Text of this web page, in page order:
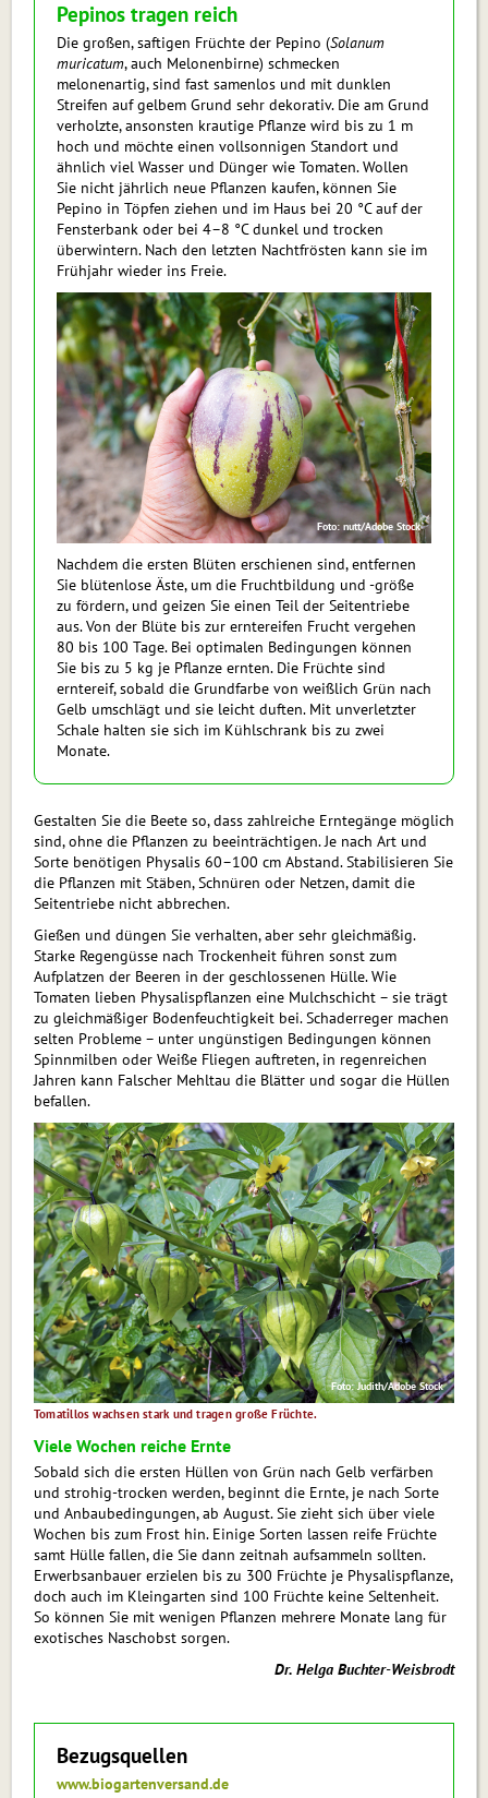
Pepinos tragen reich
Die großen, saftigen Früchte der Pepino (Solanum
muricatum, auch Melonenbirne) schmecken
melonenartig, sind fast samenlos und mit dunklen
Streifen auf gelbem Grund sehr dekorativ. Die am Grund
verholzte, ansonsten krautige Pflanze wird bis zu 1 m
hoch und möchte einen vollsonnigen Standort und
ähnlich viel Wasser und Dünger wie Tomaten. Wollen
Sie nicht jährlich neue Pflanzen kaufen, können Sie
Pepino in Töpfen ziehen und im Haus bei 20 °C auf der
Fensterbank oder bei 4–8 °C dunkel und trocken
überwintern. Nach den letzten Nachtfrösten kann sie im
Frühjahr wieder ins Freie.
Foto: nutt/Adobe Stock
Nachdem die ersten Blüten erschienen sind, entfernen
Sie blütenlose Äste, um die Fruchtbildung und -größe
zu fördern, und geizen Sie einen Teil der Seitentriebe
aus. Von der Blüte bis zur erntereifen Frucht vergehen
80 bis 100 Tage. Bei optimalen Bedingungen können
Sie bis zu 5 kg je Pflanze ernten. Die Früchte sind
erntereif, sobald die Grundfarbe von weißlich Grün nach
Gelb umschlägt und sie leicht duften. Mit unverletzter
Schale halten sie sich im Kühlschrank bis zu zwei
Monate.
Gestalten Sie die Beete so, dass zahlreiche Erntegänge möglich
sind, ohne die Pflanzen zu beeinträchtigen. Je nach Art und
Sorte benötigen Physalis 60–100 cm Abstand. Stabilisieren Sie
die Pflanzen mit Stäben, Schnüren oder Netzen, damit die
Seitentriebe nicht abbrechen.
Gießen und düngen Sie verhalten, aber sehr gleichmäßig.
Starke Regengüsse nach Trockenheit führen sonst zum
Aufplatzen der Beeren in der geschlossenen Hülle. Wie
Tomaten lieben Physalispflanzen eine Mulchschicht – sie trägt
zu gleichmäßiger Bodenfeuchtigkeit bei. Schaderreger machen
selten Probleme – unter ungünstigen Bedingungen können
Spinnmilben oder Weiße Fliegen auftreten, in regenreichen
Jahren kann Falscher Mehltau die Blätter und sogar die Hüllen
befallen.
Foto: Judith/Adobe Stock
Tomatillos wachsen stark und tragen große Früchte.
Viele Wochen reiche Ernte
Sobald sich die ersten Hüllen von Grün nach Gelb verfärben
und strohig-trocken werden, beginnt die Ernte, je nach Sorte
und Anbaubedingungen, ab August. Sie zieht sich über viele
Wochen bis zum Frost hin. Einige Sorten lassen reife Früchte
samt Hülle fallen, die Sie dann zeitnah aufsammeln sollten.
Erwerbsanbauer erzielen bis zu 300 Früchte je Physalispflanze,
doch auch im Kleingarten sind 100 Früchte keine Seltenheit.
So können Sie mit wenigen Pflanzen mehrere Monate lang für
exotisches Naschobst sorgen.
Dr. Helga Buchter-Weisbrodt
Bezugsquellen
www.biogartenversand.de